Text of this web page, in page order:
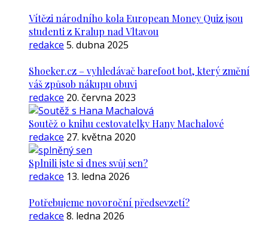
Vítězi národního kola European Money Quiz jsou
studenti z Kralup nad Vltavou
redakce 5. dubna 2025
Shoeker.cz – vyhledávač barefoot bot, který změní
váš způsob nákupu obuvi
redakce 20. června 2023
Soutěž o knihu cestovatelky Hany Machalové
redakce 27. května 2020
Splnili jste si dnes svůj sen?
redakce 13. ledna 2026
Potřebujeme novoroční předsevzetí?
redakce 8. ledna 2026